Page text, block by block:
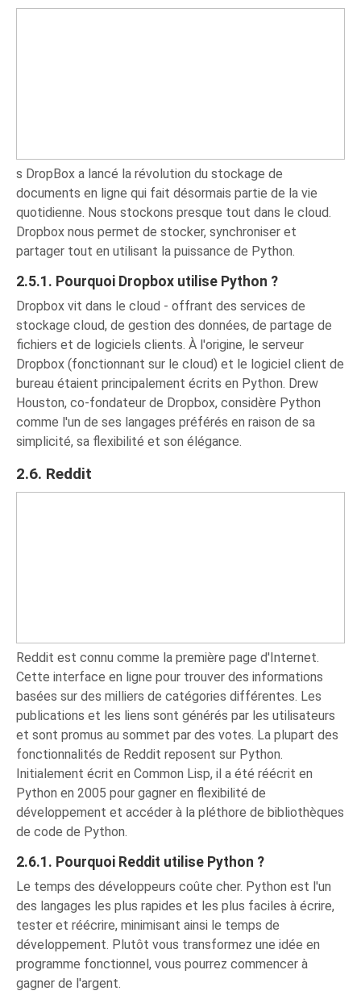
s DropBox a lancé la révolution du stockage de
documents en ligne qui fait désormais partie de la vie
quotidienne. Nous stockons presque tout dans le cloud.
Dropbox nous permet de stocker, synchroniser et
partager tout en utilisant la puissance de Python.
2.5.1. Pourquoi Dropbox utilise Python ?
Dropbox vit dans le cloud - offrant des services de
stockage cloud, de gestion des données, de partage de
fichiers et de logiciels clients. À l'origine, le serveur
Dropbox (fonctionnant sur le cloud) et le logiciel client de
bureau étaient principalement écrits en Python. Drew
Houston, co-fondateur de Dropbox, considère Python
comme l'un de ses langages préférés en raison de sa
simplicité, sa flexibilité et son élégance.
2.6. Reddit
Reddit est connu comme la première page d'Internet.
Cette interface en ligne pour trouver des informations
basées sur des milliers de catégories différentes. Les
publications et les liens sont générés par les utilisateurs
et sont promus au sommet par des votes. La plupart des
fonctionnalités de Reddit reposent sur Python.
Initialement écrit en Common Lisp, il a été réécrit en
Python en 2005 pour gagner en flexibilité de
développement et accéder à la pléthore de bibliothèques
de code de Python.
2.6.1. Pourquoi Reddit utilise Python ?
Le temps des développeurs coûte cher. Python est l'un
des langages les plus rapides et les plus faciles à écrire,
tester et réécrire, minimisant ainsi le temps de
développement. Plutôt vous transformez une idée en
programme fonctionnel, vous pourrez commencer à
gagner de l'argent.